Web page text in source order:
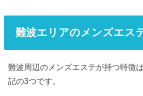
難波エリアのメンズエス
難波周辺のメンズエステが持つ特徴
記の3つです。